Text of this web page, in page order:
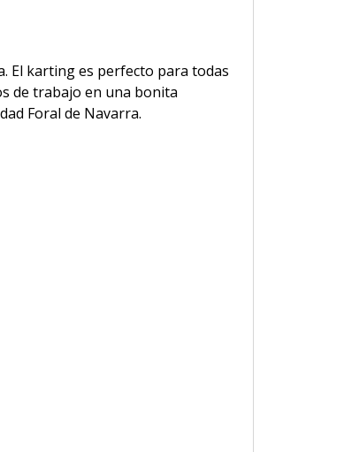
El karting es perfecto para todas
de trabajo en una bonita
Foral de Navarra.